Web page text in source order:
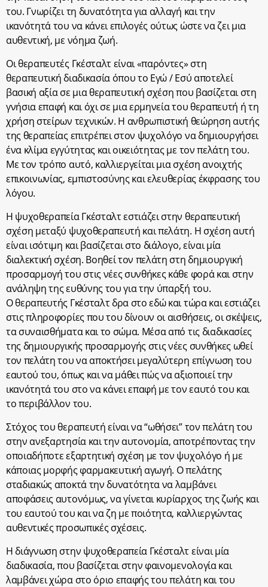
του. Γνωρίζει τη δυνατότητα για αλλαγή και την
ικανότητά του να κάνει επιλογές ούτως ώστε να ζει μια
αυθεντική, με νόημα ζωή.
Οι θεραπευτές Γκέσταλτ είναι «παρόντες» στη
θεραπευτική διαδικασία όπου το Εγώ / Εσύ αποτελεί
βασική αξία σε μια θεραπευτική σχέση που βασίζεται στη
γνήσια επαφή και όχι σε μια ερμηνεία του θεραπευτή ή τη
χρήση στείρων τεχνικών. Η ανθρωπιστική θεώρηση αυτής
της θεραπείας επιτρέπει στον ψυχολόγο να δημιουργήσει
ένα κλίμα εγγύτητας και οικειότητας με τον πελάτη του.
Με τον τρόπο αυτό, καλλιεργείται μια σχέση ανοιχτής
επικοινωνίας, εμπιστοσύνης και ελευθερίας έκφρασης του
λόγου.
Η ψυχοθεραπεία Γκέσταλτ εστιάζει στην θεραπευτική
σχέση μεταξύ ψυχοθεραπευτή και πελάτη. Η σχέση αυτή
είναι ισότιμη και βασίζεται στο διάλογο, είναι μία
διαλεκτική σχέση. Βοηθεί τον πελάτη στη δημιουργική
προσαρμογή του στις νέες συνθήκες κάθε φορά και στην
ανάληψη της ευθύνης του για την ύπαρξή του.
Ο θεραπευτής Γκέσταλτ δρα στο εδώ και τώρα και εστιάζει
στις πληροφορίες που του δίνουν οι αισθήσεις, οι σκέψεις,
τα συναισθήματα και το σώμα. Μέσα από τις διαδικασίες
της δημιουργικής προσαρμογής στις νέες συνθήκες ωθεί
τον πελάτη του να αποκτήσει μεγαλύτερη επίγνωση του
εαυτού του, όπως και να μάθει πώς να αξιοποιεί την
ικανότητά του στο να κάνει επαφή με τον εαυτό του και
το περιβάλλον του.
Στόχος του θεραπευτή είναι να “ωθήσει” τον πελάτη του
στην ανεξαρτησία και την αυτονομία, αποτρέποντας την
οποιαδήποτε εξαρτητική σχέση με τον ψυχολόγο ή με
κάποιας μορφής φαρμακευτική αγωγή. Ο πελάτης
σταδιακώς αποκτά την δυνατότητα να λαμβάνει
αποφάσεις αυτονόμως, να γίνεται κυρίαρχος της ζωής και
του εαυτού του και να ζη με ποιότητα, καλλιεργώντας
αυθεντικές προσωπικές σχέσεις.
Η διάγνωση στην ψυχοθεραπεία Γκέσταλτ είναι μία
διαδικασία, που βασίζεται στην φαινομενολογία και
λαμβάνει χώρα στο όριο επαφής του πελάτη και του